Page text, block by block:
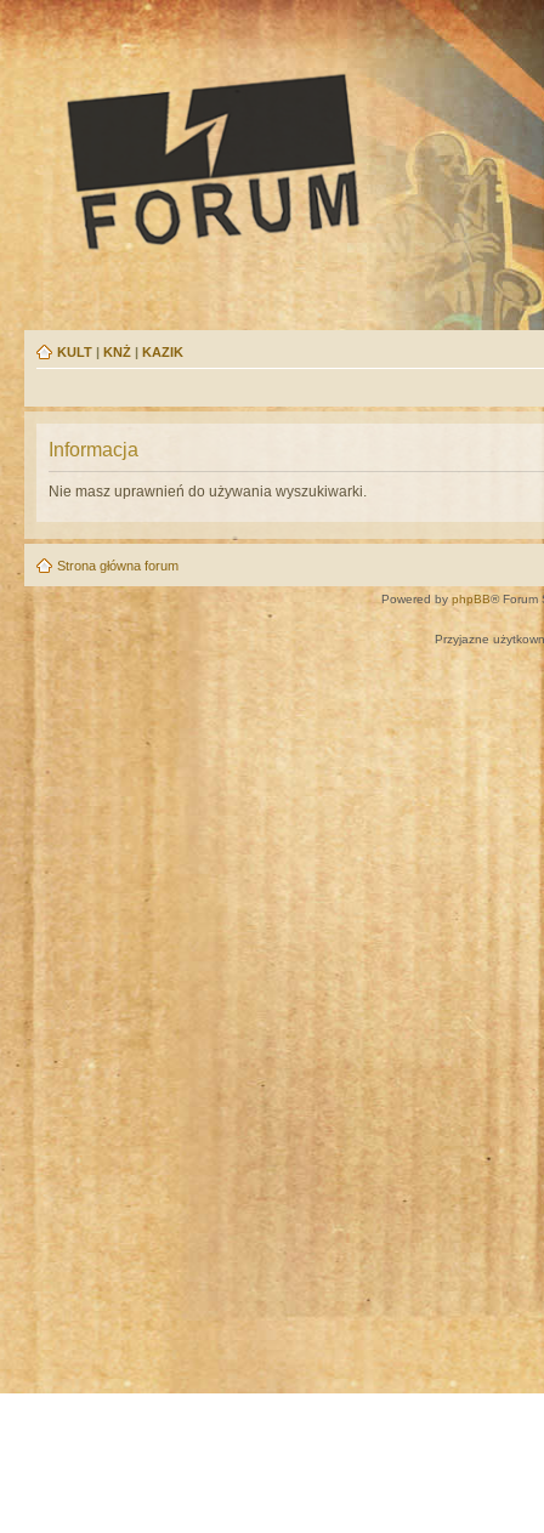
KULT | KNŻ | KAZIK
Informacja
Nie masz uprawnień do używania wyszukiwarki.
Strona główna forum
Powered by phpBB® Forum
Przyjazne